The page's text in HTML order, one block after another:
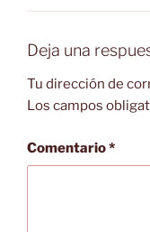
Deja una
Tu dirección de
Los campos
Comentario*